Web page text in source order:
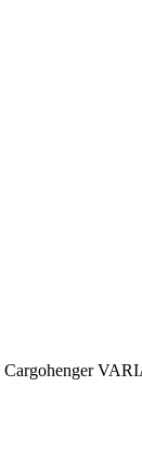
Cargohenger